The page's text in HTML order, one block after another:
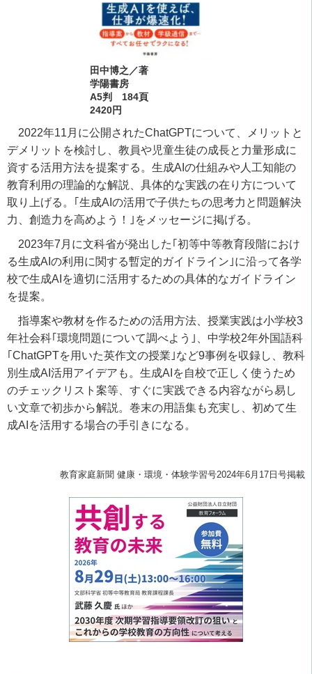
田中博之／著
学陽書房
A5判 184頁
2420円
2022年11月に公開されたChatGPTについて、メリットと
デメリットを検討し、教員や児童生徒の成長と力量形成に
資する活用方法を提案する。生成AIの仕組みや人工知能の
教育利用の理論的な解説、具体的な実践の在り方について
取り上げる。｢生成AIの活用で子供たちの思考力と問題解決
力、創造力を高めよう！｣をメッセージに掲げる。
2023年7月に文科省が発出した｢初等中等教育段階におけ
る生成AIの利用に関する暫定的ガイドライン｣に沿って各学
校で生成AIを適切に活用するための具体的なガイドライン
を提案。
指導案や教材を作るための活用方法、授業実践は小学校3
年社会科｢環境問題について調べよう｣、中学校2年外国語科
｢ChatGPTを用いた英作文の授業｣など9事例を収録し、教科
別生成AI活用アイデアも。生成AIを自校で正しく使うため
のチェックリスト案等、すぐに実践できる内容ながら易し
い文章で初歩から解説。巻末の用語集も充実し、初めて生
成AIを活用する場合の手引きになる。
教育家庭新聞 健康・環境・体験学習号2024年6月17日号掲載